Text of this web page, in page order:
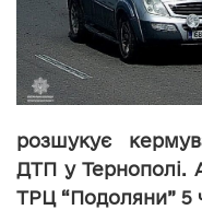
розшукує
ДТП у Тернополі.
ТРЦ “Подоляни” 5